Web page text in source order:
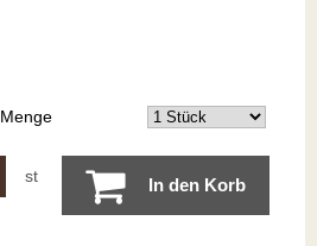
Menge
st In den Korb